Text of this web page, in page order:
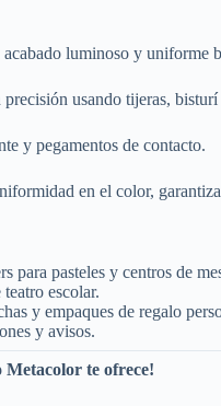
luminoso y uniforme
usando tijeras,
y pegamentos de contacto.
en el color,
para pasteles y centros de
escolar.
y empaques de regalo
y avisos.
Metacolor te ofrece!